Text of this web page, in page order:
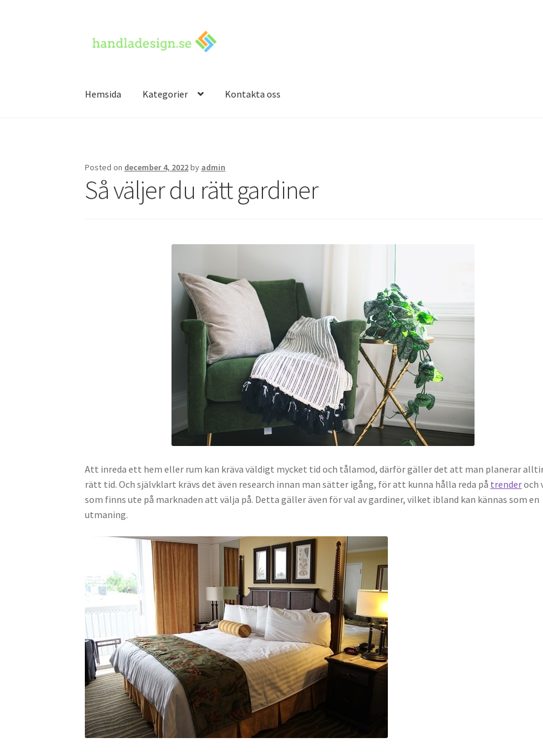
to
to
Hemsida Kategorier Kontakta oss
Posted on december 4, 2022by admin
Så väljer du rätt gardiner
Att inreda ett hem eller rum kan kräva väldigt mycket tid och tålamod, därför gäller det att man planerar
rätt tid. Och självklart krävs det även research innan man sätter igång, för att kunna hålla reda på trenderoch
som finns ute på marknaden att välja på. Detta gäller även för val av gardiner, vilket ibland kan kännas som en
utmaning.